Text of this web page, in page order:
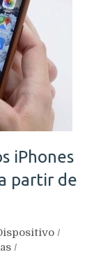
iPhones
partir de
/
/